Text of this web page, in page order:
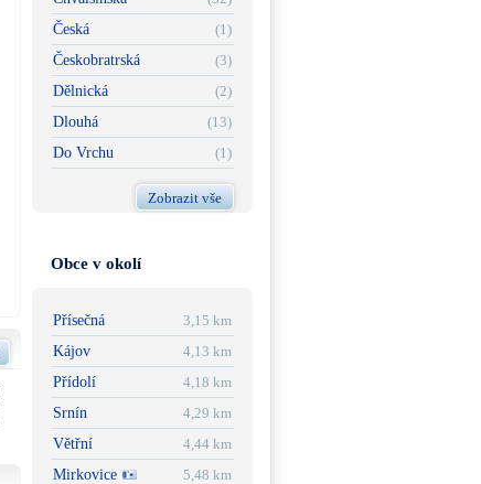
Česká
(1)
Českobratrská
(3)
Dělnická
(2)
Dlouhá
(13)
Do Vrchu
(1)
Zobrazit vše
Obce v okolí
Přísečná
3,15 km
Kájov
4,13 km
Přídolí
4,18 km
Srnín
4,29 km
Větřní
4,44 km
Mirkovice
5,48 km